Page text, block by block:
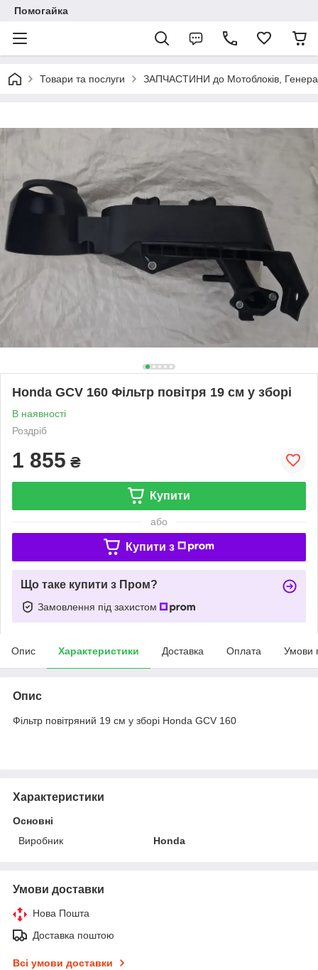
Помогайка
Товари та послуги ЗАПЧАСТИНИ до Мотоблоків,
Honda GCV 160 Фільтр повітря 19 см у зборі
В наявності
Роздріб
1 855 ₴
Купити
або
Купити з
Що таке купити з Пром?
Замовлення під захистом
Опис Характеристики Доставка Оплата Умови
Опис
Фільтр повітряний 19 см у зборі Honda GCV 160
Характеристики
Основні
Виробник
Honda
Умови доставки
Нова Пошта
Доставка поштою
Всі умови доставки